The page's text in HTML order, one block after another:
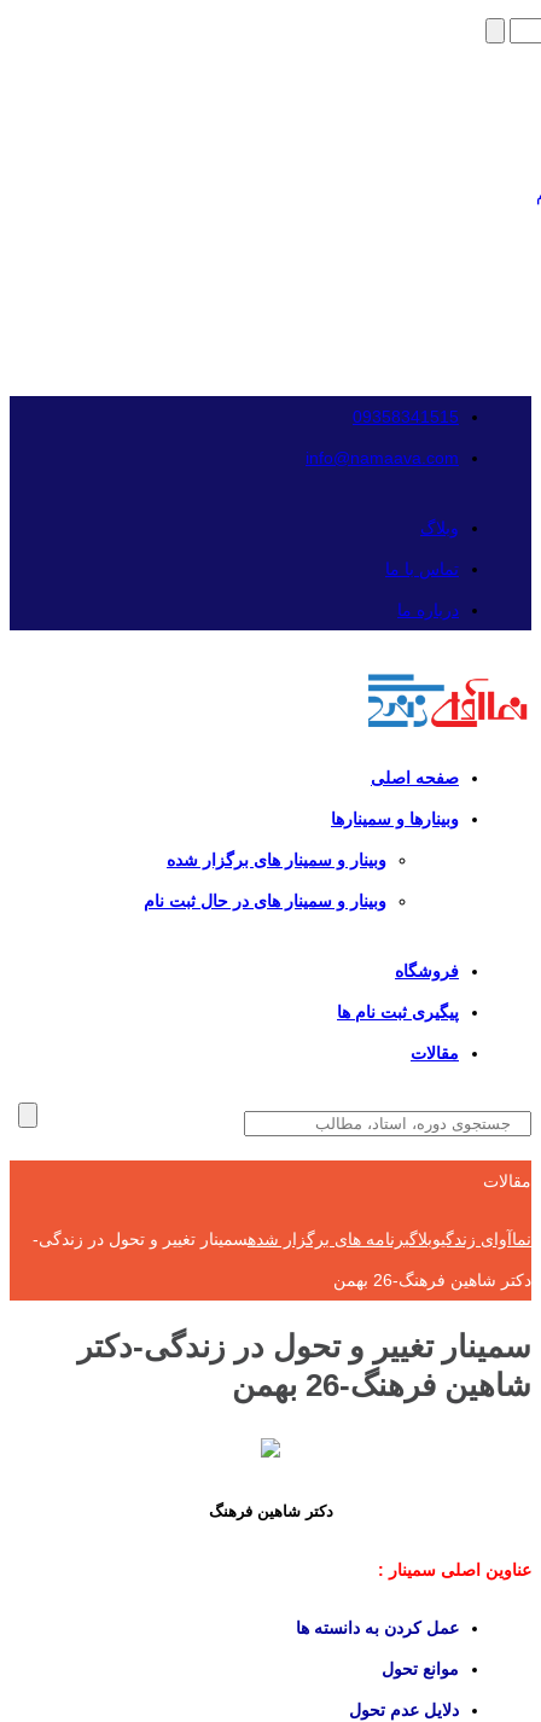
09358341515
info@namaava.com
وبلاگ
تماس با ما
درباره ما
صفحه اصلی
وبینارها و سمینارها
وبینار و سمینار های برگزار شده
وبینار و سمینار های در حال ثبت نام
فروشگاه
پیگیری ثبت نام ها
مقالات
مقالات
نماآوای زندگیوبلاگبرنامه های برگزار شدهسمینار تغییر و تحول در زندگی-
دکتر شاهین فرهنگ-26 بهمن
سمینار تغییر و تحول در زندگی-دکتر
شاهین فرهنگ-26 بهمن
دکتر شاهین فرهنگ
عناوین اصلی سمینار :
عمل کردن به دانسته ها
موانع تحول
دلایل عدم تحول